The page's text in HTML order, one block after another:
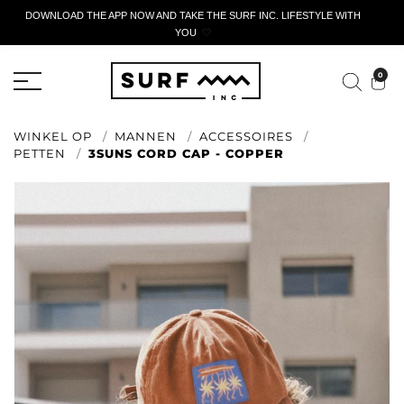
DOWNLOAD THE APP NOW AND TAKE THE SURF INC. LIFESTYLE WITH
YOU🤍
0
WINKEL OP MANNEN
ACCESSOIRES
PETTEN
3SUNS CORD CAP - COPPER
ACTIEF AANGIFTEFORMULIER